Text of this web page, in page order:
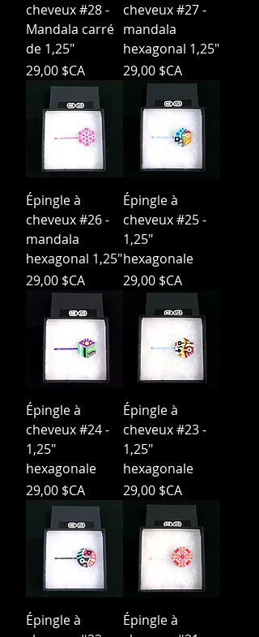
cheveux #28 -
Mandala carré
de 1,25"
Prix
29,00 $CA
cheveux #27 -
mandala
hexagonal 1,25"
Prix
29,00 $CA
Épingle à
cheveux #26 -
mandala
hexagonal 1,25"
Prix
29,00 $CA
Épingle à
cheveux #25 -
1,25"
hexagonale
Prix
29,00 $CA
Épingle à
cheveux #24 -
1,25"
hexagonale
Prix
29,00 $CA
Épingle à
cheveux #23 -
1,25"
hexagonale
Prix
29,00 $CA
Épingle à
Épingle à